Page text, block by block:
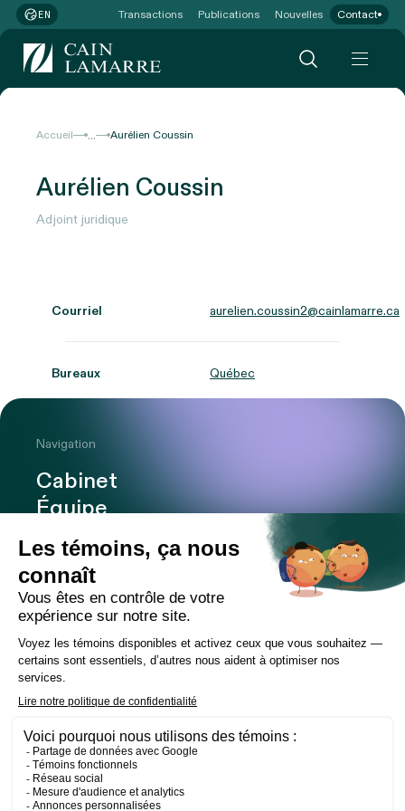
EN Transactions Publications Nouvelles Contact
Accueil ... Aurélien Coussin
Aurélien Coussin
Adjoint juridique
Courriel aurelien.coussin2@cainlamarre.ca
Bureaux Québec
Navigation
Cabinet
Équipe
Expertises
Bureaux
Carrière
Transactions
Nouvelles
Contact
LinkedIn Instagram